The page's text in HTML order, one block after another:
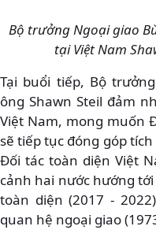
Bộ trưởng Ngoại giao
tại Việt Nam
Tại buổi tiếp, Bộ
ông Shawn Steil đảm
Việt Nam, mong muốn
sẽ tiếp tục đóng góp
Đối tác toàn diện Việt
cảnh hai nước hướng
toàn diện (2017 -
quan hệ ngoại giao